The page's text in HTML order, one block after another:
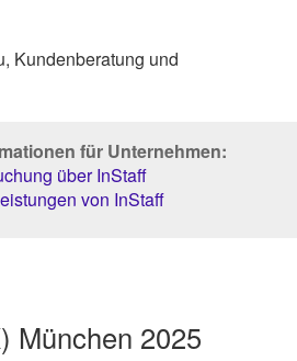
Kundenberatung und
für Unternehmen:
über InStaff
von InStaff
München 2025